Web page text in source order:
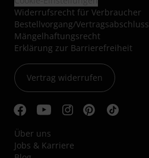
Widerrufsrecht für Verbraucher
Bestellvorgang/Vertragsabschluss
Mängelhaftungsrecht
Erklärung zur Barrierefreiheit
Vertrag widerrufen
Über uns
Jobs & Karriere